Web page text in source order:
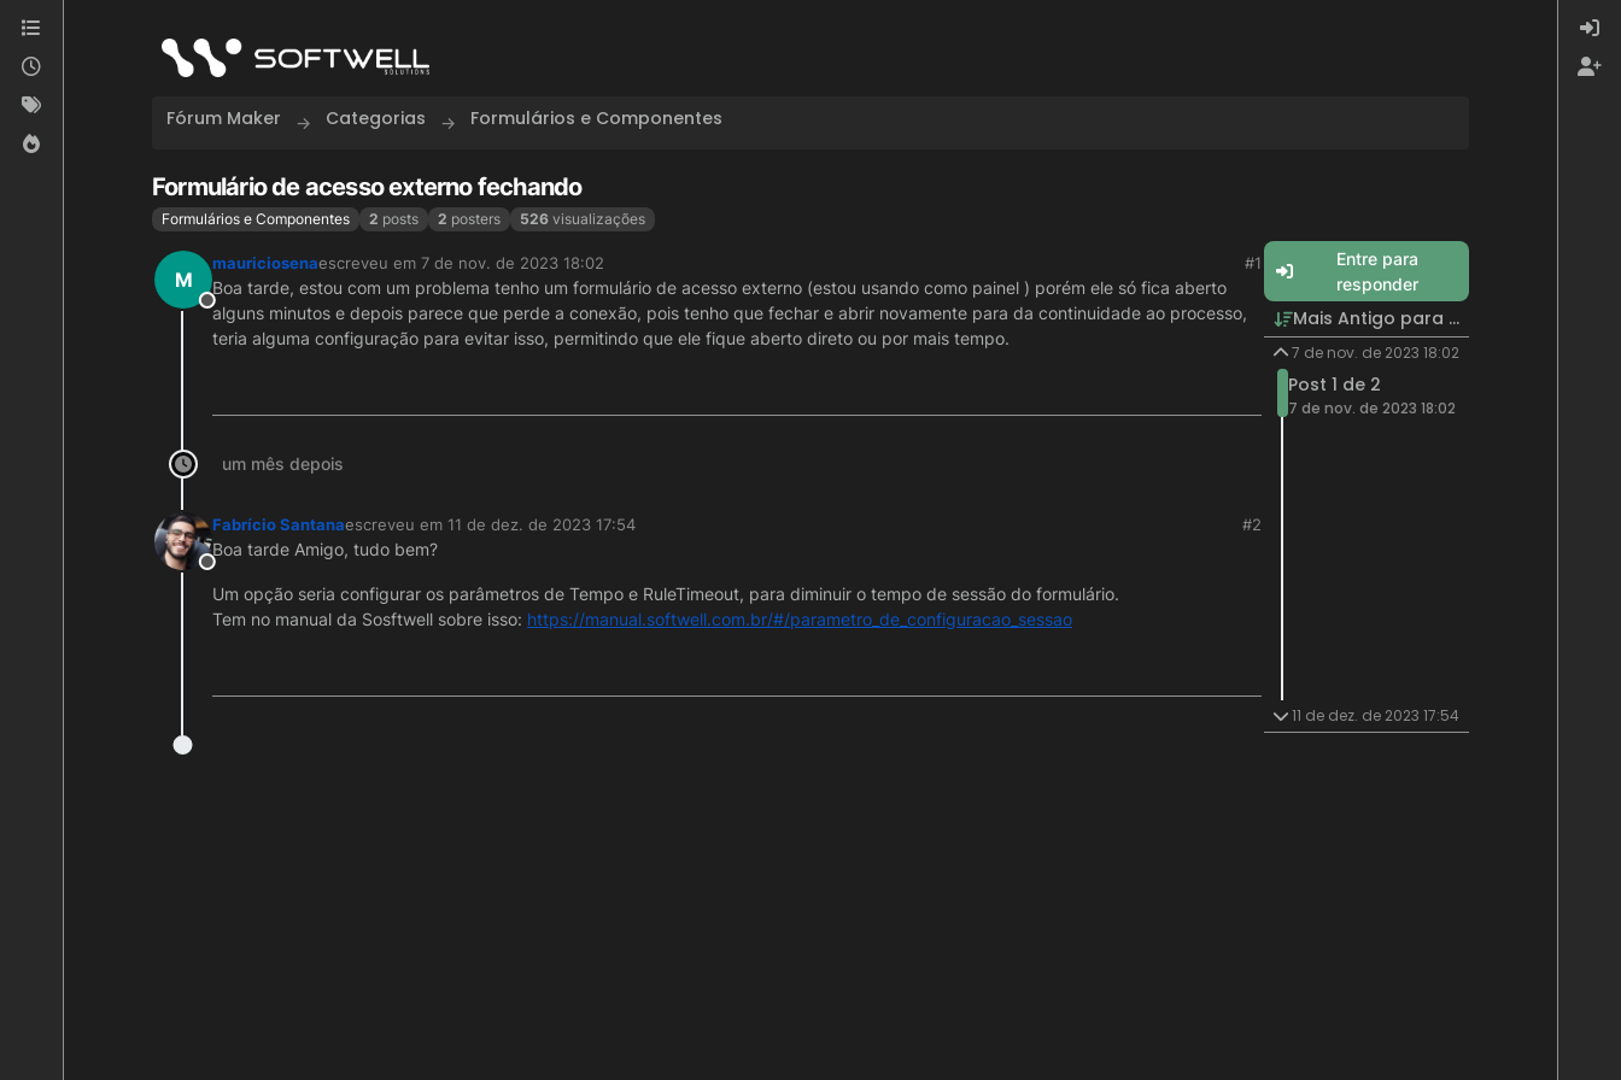
Skip to content
Fórum Maker Categorias Formulários e Componentes
Formulário de acesso externo fechando
Formulários e Componentes 2 posts 2 posters 526 visualizações
M
Offline
mauriciosenaescreveu em 7 de nov. de 2023 18:02
última edição por
#1
Boa tarde, estou com um problema tenho um formulário de acesso externo (estou usando como painel ) porém ele só fica aberto
alguns minutos e depois parece que perde a conexão, pois tenho que fechar e abrir novamente para da continuidade ao processo,
teria alguma configuração para evitar isso, permitindo que ele fique aberto direto ou por mais tempo.
um mês depois
Offline
Fabrício Santanaescreveu em 11 de dez. de 2023 17:54
última edição por
#2
Boa tarde Amigo, tudo bem?
Um opção seria configurar os parâmetros de Tempo e RuleTimeout, para diminuir o tempo de sessão do formulário.
Tem no manual da Sosftwell sobre isso: https://manual.softwell.com.br/#/parametro_de_configuracao_sessao
Entre para
responder
Mais Antigo para Mais Recente
7 de nov. de 2023 18:02
Post 1 de 2
7 de nov. de 2023 18:02
11 de dez. de 2023 17:54